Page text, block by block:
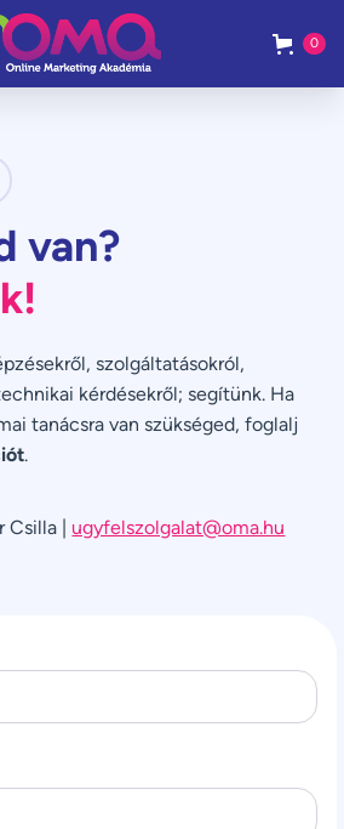
0
van?
szolgáltatásokról,
kérdésekről; segítünk. Ha
tanácsra van szükséged, foglalj
.
Csilla | ugyfelszolgalat@oma.hu